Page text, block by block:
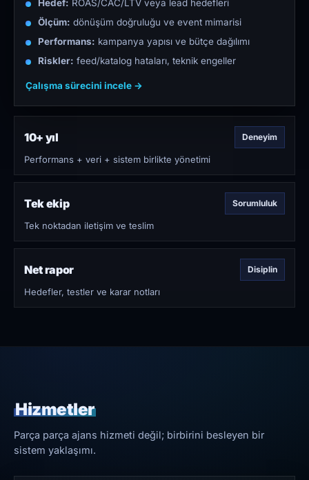
Hedef: ROAS/CAC/LTV veya lead hedefleri
Ölçüm: dönüşüm doğruluğu ve event mimarisi
Performans: kampanya yapısı ve bütçe dağılımı
Riskler: feed/katalog hataları, teknik engeller
Çalışma sürecini incele →
10+ yıl Deneyim
Performans + veri + sistem birlikte yönetimi
Tek ekip Sorumluluk
Tek noktadan iletişim ve teslim
Net rapor Disiplin
Hedefler, testler ve karar notları
Hizmetler
Parça parça ajans hizmeti değil; birbirini besleyen bir
sistem yaklaşımı.